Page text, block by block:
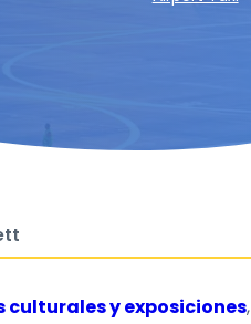
culturales y exposiciones,